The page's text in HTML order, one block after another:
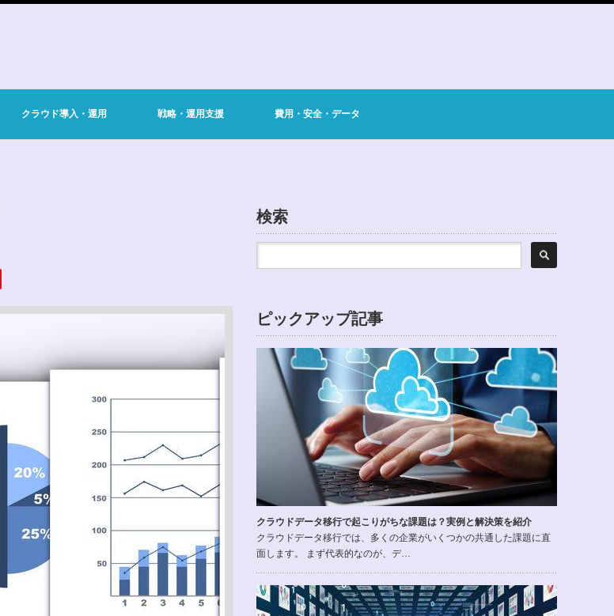
クラウド導入・運用 戦略・運用支援 費用・安全・データ
検索
ピックアップ記事
クラウドデータ移行で起こりがちな課題は？実例と解決策を紹介
クラウドデータ移行では、多くの企業がいくつかの共通した課題に直
面します。 まず代表的なのが、デ…